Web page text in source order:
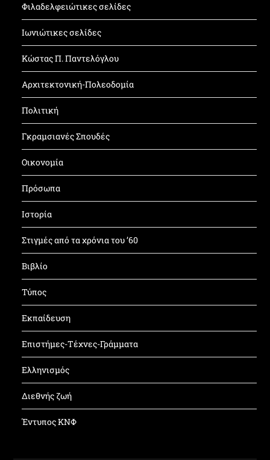
Φιλαδελφειώτικες σελίδες
Ιωνιώτικες σελίδες
Κώστας Π. Παντελόγλου
Αρχιτεκτονική-Πολεοδομία
Πολιτική
Γκραμσιανές Σπουδές
Οικονομία
Πρόσωπα
Ιστορία
Στιγμές από τα χρόνια του ’60
Βιβλίο
Τύπος
Εκπαίδευση
Επιστήμες-Τέχνες-Γράμματα
Ελληνισμός
Διεθνής ζωή
Έντυπος ΚΝΦ